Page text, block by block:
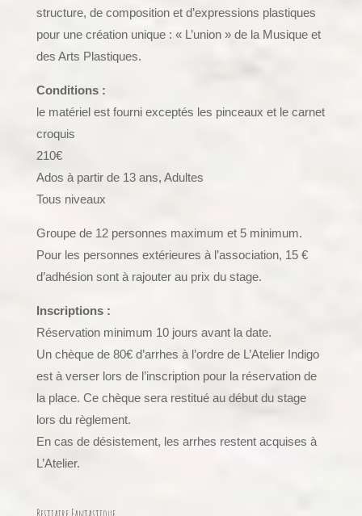
structure, de composition et d’expressions plastiques
pour une création unique : « L’union » de la Musique et
des Arts Plastiques.
Conditions :
le matériel est fourni exceptés les pinceaux et le carnet
croquis
210€
Ados à partir de 13 ans, Adultes
Tous niveaux
Groupe de 12 personnes maximum et 5 minimum.
Pour les personnes extérieures à l’association, 15 €
d’adhésion sont à rajouter au prix du stage.
Inscriptions :
Réservation minimum 10 jours avant la date.
Un chèque de 80€ d’arrhes à l’ordre de L’Atelier Indigo
est à verser lors de l’inscription pour la réservation de
la place. Ce chèque sera restitué au début du stage
lors du règlement.
En cas de désistement, les arrhes restent acquises à
L’Atelier.